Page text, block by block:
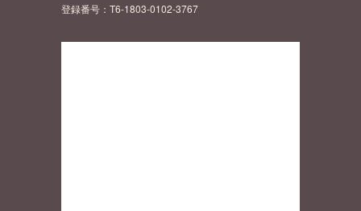
登録番号：T6-1803-0102-3767